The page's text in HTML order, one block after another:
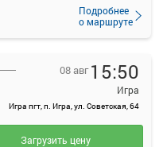
Подробнее
о маршруте
08 авг 15:50
Игра
Игра пгт, п. Игра, ул. Советская, 64
Загрузить цену